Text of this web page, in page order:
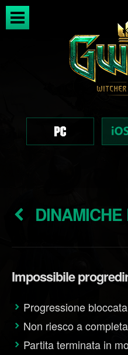
Impossibile
Progressione bloccata
Non riesco a
Partita terminata in